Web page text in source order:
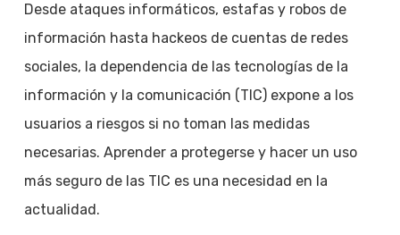
Desde ataques informáticos, estafas y robos de
información hasta hackeos de cuentas de redes
sociales, la dependencia de las tecnologías de la
información y la comunicación (TIC) expone a los
usuarios a riesgos si no toman las medidas
necesarias. Aprender a protegerse y hacer un uso
más seguro de las TIC es una necesidad en la
actualidad.